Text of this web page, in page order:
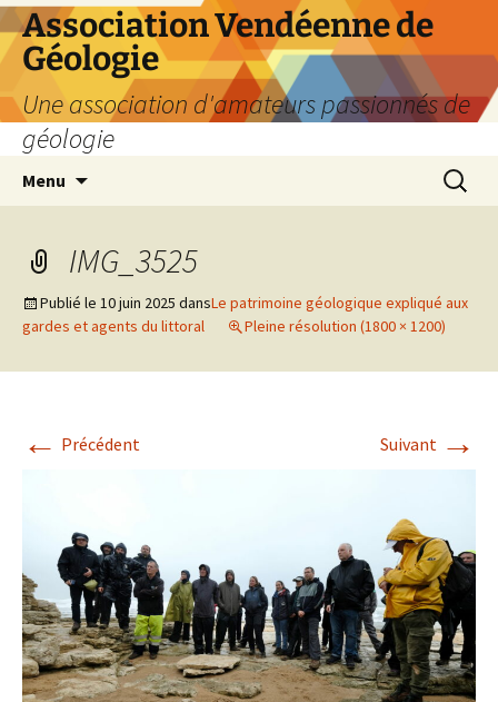
Aller
au
contenu
Association Vendéenne de
Géologie
Une association d'amateurs passionnés de
géologie
Menu
IMG_3525
Publié le 10 juin 2025 dansLe patrimoine géologique expliqué aux
gardes et agents du littoral
Pleine résolution (1800 × 1200)
← Précédent Suivant →